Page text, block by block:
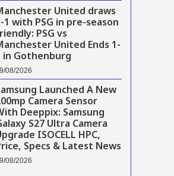
United draws
1 with PSG in pre-season
PSG vs
United Ends 1-
in Gothenburg
08/2026
Launched A New
Camera Sensor
Deeppix: Samsung
S27 Ultra Camera
ISOCELL HPC,
Specs & Latest News
08/2026